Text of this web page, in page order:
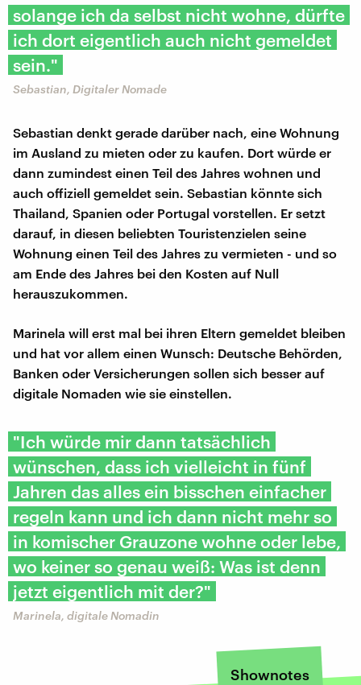
solange ich da selbst nicht wohne, dürfte
ich dort eigentlich auch nicht gemeldet
sein."
Sebastian, Digitaler Nomade
Sebastian denkt gerade darüber nach, eine Wohnung
im Ausland zu mieten oder zu kaufen. Dort würde er
dann zumindest einen Teil des Jahres wohnen und
auch offiziell gemeldet sein. Sebastian könnte sich
Thailand, Spanien oder Portugal vorstellen. Er setzt
darauf, in diesen beliebten Touristenzielen seine
Wohnung einen Teil des Jahres zu vermieten - und so
am Ende des Jahres bei den Kosten auf Null
herauszukommen.
Marinela will erst mal bei ihren Eltern gemeldet bleiben
und hat vor allem einen Wunsch: Deutsche Behörden,
Banken oder Versicherungen sollen sich besser auf
digitale Nomaden wie sie einstellen.
"Ich würde mir dann tatsächlich
wünschen, dass ich vielleicht in fünf
Jahren das alles ein bisschen einfacher
regeln kann und ich dann nicht mehr so
in komischer Grauzone wohne oder lebe,
wo keiner so genau weiß: Was ist denn
jetzt eigentlich mit der?"
Marinela, digitale Nomadin
Shownotes